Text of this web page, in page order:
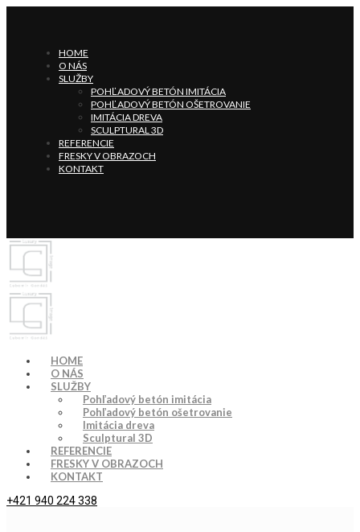
HOME
O NÁS
SLUŽBY
POHĽADOVÝ BETÓN IMITÁCIA
POHĽADOVÝ BETÓN OŠETROVANIE
IMITÁCIA DREVA
SCULPTURAL 3D
REFERENCIE
FRESKY V OBRAZOCH
KONTAKT
HOME
O NÁS
SLUŽBY
Pohľadový betón imitácia
Pohľadový betón ošetrovanie
Imitácia dreva
Sculptural 3D
REFERENCIE
FRESKY V OBRAZOCH
KONTAKT
+421 940 224 338